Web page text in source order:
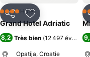
PartagerAjouter à mes
4 ÉtoilesHôtel
Grand Hotel Adriatic
8,2 Très bien (12 497
Opatija, Croatie
4